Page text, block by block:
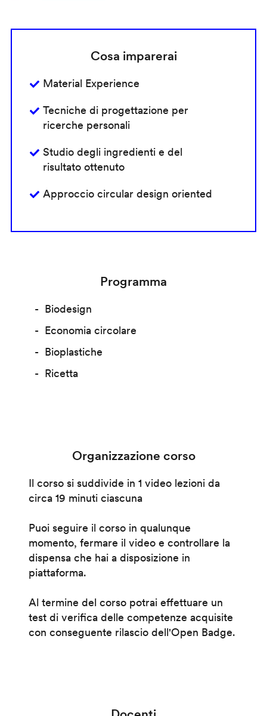
Cosa imparerai
Material Experience
Tecniche di progettazione per
ricerche personali
Studio degli ingredienti e del
risultato ottenuto
Approccio circular design oriented
Programma
Biodesign
Economia circolare
Bioplastiche
Ricetta
Organizzazione corso
Il corso si suddivide in 1 video lezioni da
circa 19 minuti ciascuna
Puoi seguire il corso in qualunque
momento, fermare il video e controllare la
dispensa che hai a disposizione in
piattaforma.
Al termine del corso potrai effettuare un
test di verifica delle competenze acquisite
con conseguente rilascio dell'Open Badge.